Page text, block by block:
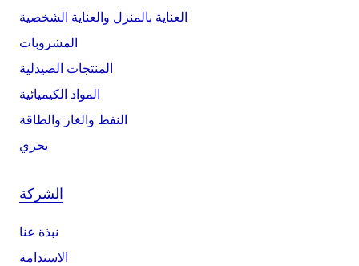
العناية بالمنزل والعناية الشخصية
المشروبات
المنتجات الصيدلية
المواد الكيميائية
النفط والغاز والطاقة
بحري
الشركة
نبذة عنا
الاستدامة